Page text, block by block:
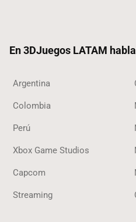
En 3DJuegos LATAM
Argentina
Colombia
Perú
Xbox Game Studios
Capcom
Streaming